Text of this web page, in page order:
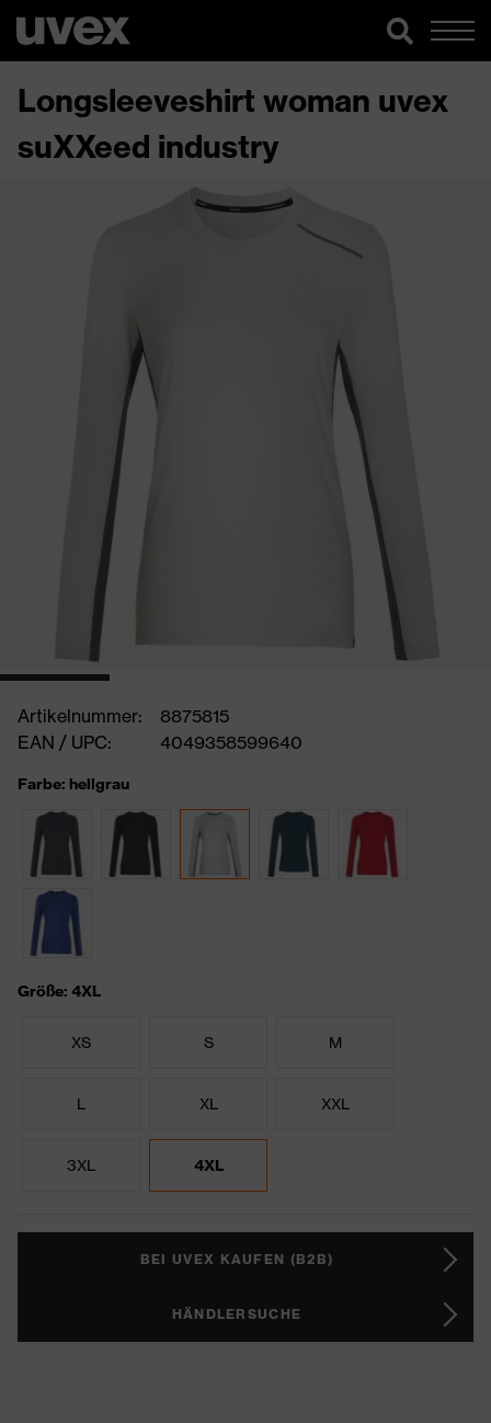
Longsleeveshirt woman uvex
suXXeed industry
Artikelnummer:
8875815
EAN / UPC:
4049358599640
Farbe: hellgrau
Größe: 4XL
XS S M
L XL XXL
3XL 4XL
BEI UVEX KAUFEN (B2B)
HÄNDLERSUCHE